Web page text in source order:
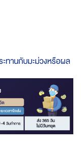
ทานกับมะม่วงหรือผล